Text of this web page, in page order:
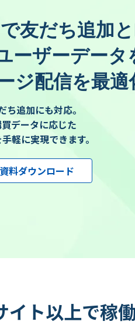
友だち追加
ーザーデータ
ジ配信を最適
追加にも対応。
データに応じた
軽に実現できます。
資料ダウンロード
イト以上で稼